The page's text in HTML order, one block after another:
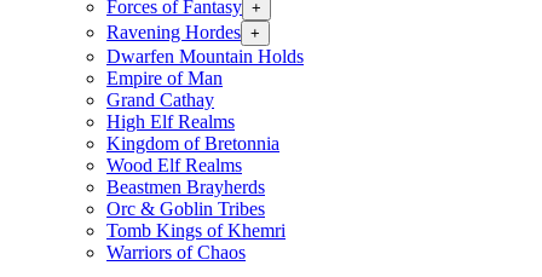
Forces of Fantasy +
Ravening Hordes +
Dwarfen Mountain Holds
Empire of Man
Grand Cathay
High Elf Realms
Kingdom of Bretonnia
Wood Elf Realms
Beastmen Brayherds
Orc & Goblin Tribes
Tomb Kings of Khemri
Warriors of Chaos